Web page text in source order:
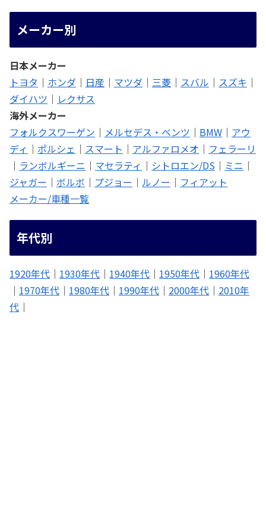
メーカー別
日本メーカー
トヨタ ｜ ホンダ ｜ 日産 ｜ マツダ ｜ 三菱 ｜ スバル ｜ スズキ ｜
ダイハツ ｜ レクサス
海外メーカー
フォルクスワーゲン ｜ メルセデス・ベンツ ｜ BMW ｜ アウ
ディ ｜ ポルシェ ｜ スマート ｜ アルファロメオ ｜ フェラーリ
｜ ランボルギーニ ｜ マセラティ ｜ シトロエン/DS ｜ ミニ ｜
ジャガー ｜ ボルボ ｜ プジョー ｜ ルノー ｜ フィアット
メーカー/車種一覧
年代別
1920年代 ｜ 1930年代 ｜ 1940年代 ｜ 1950年代 ｜ 1960年代
｜ 1970年代 ｜ 1980年代 ｜ 1990年代 ｜ 2000年代 ｜ 2010年
代 ｜